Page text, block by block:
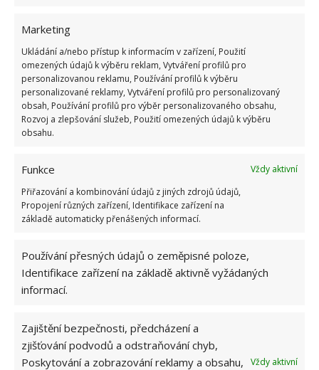
Marketing
Ukládání a/nebo přístup k informacím v zařízení, Použití
omezených údajů k výběru reklam, Vytváření profilů pro
personalizovanou reklamu, Používání profilů k výběru
personalizované reklamy, Vytváření profilů pro personalizovaný
obsah, Používání profilů pro výběr personalizovaného obsahu,
Rozvoj a zlepšování služeb, Použití omezených údajů k výběru
obsahu.
Funkce
Vždy aktivní
Přiřazování a kombinování údajů z jiných zdrojů údajů,
Propojení různých zařízení, Identifikace zařízení na
základě automaticky přenášených informací.
Používání přesných údajů o zeměpisné poloze,
Identifikace zařízení na základě aktivně vyžádaných
informací.
Zajištění bezpečnosti, předcházení a
zjišťování podvodů a odstraňování chyb,
Poskytování a zobrazování reklamy a obsahu,
Vždy aktivní
k vlastní kapse. Na BydlímeÚtulně jsme napsali i o
studentovi, který si svépomocí přestavěldodávku
svůj nový domov.